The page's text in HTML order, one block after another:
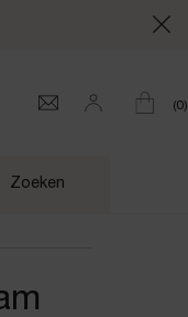
0
0
Zoeken